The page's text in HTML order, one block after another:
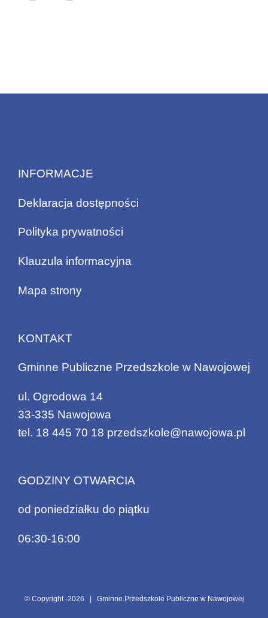
INFORMACJE
Deklaracja dostępności
Polityka prywatności
Klauzula informacyjna
Mapa strony
KONTAKT
Gminne Publiczne Przedszkole w Nawojowej
ul. Ogrodowa 14
33-335 Nawojowa
tel. 18 445 70 18 przedszkole@nawojowa.pl
GODZINY OTWARCIA
od poniedziałku do piątku
06:30-16:00
© Copyright -2026 | Gminne Przedszkole Publiczne w Nawojowej